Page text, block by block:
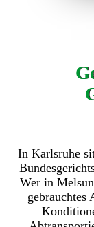
In Karlsruhe
Wer in